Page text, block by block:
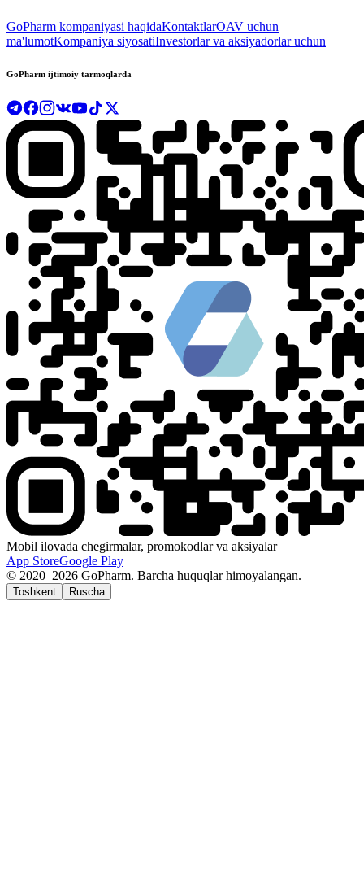
GoPharm kompaniyasi haqidaKontaktlarOAV uchun
ma'lumotKompaniya siyosatiInvestorlar va aksiyadorlar uchun
GoPharm ijtimoiy tarmoqlarda
Mobil ilovada chegirmalar, promokodlar va aksiyalar
App StoreGoogle Play
© 2020–2026 GoPharm. Barcha huquqlar himoyalangan.
Toshkent Ruscha